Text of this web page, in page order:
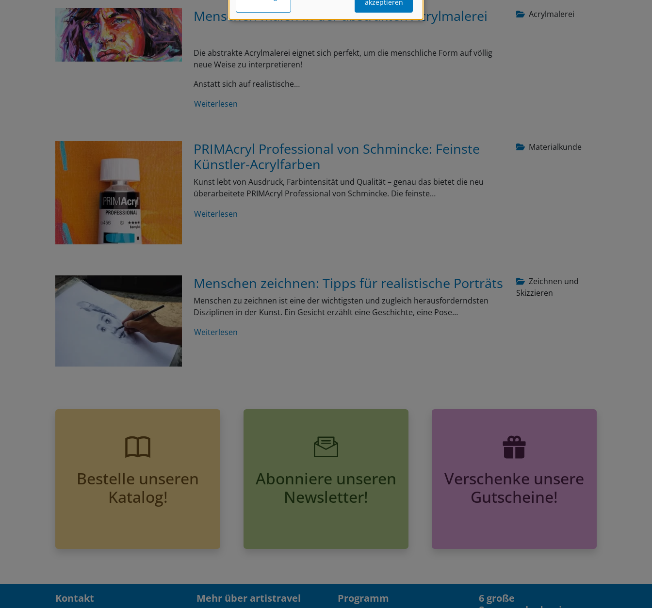
Acrylmalerei
Menschen malen in der abstrakten Acrylmalerei
Die abstrakte Acrylmalerei eignet sich perfekt, um die menschliche Form auf völlig
neue Weise zu interpretieren!
Anstatt sich auf realistische…
Weiterlesen
Materialkunde
PRIMAcryl Professional von Schmincke: Feinste
Künstler-Acrylfarben
Kunst lebt von Ausdruck, Farbintensität und Qualität – genau das bietet die neu
überarbeitete PRIMAcryl Professional von Schmincke. Die feinste…
Weiterlesen
Zeichnen und
Skizzieren
Menschen zeichnen: Tipps für realistische Porträts
Menschen zu zeichnen ist eine der wichtigsten und zugleich herausforderndsten
Disziplinen in der Kunst. Ein Gesicht erzählt eine Geschichte, eine Pose…
Weiterlesen
Bestelle unseren
Katalog!
Abonniere unseren
Newsletter!
Verschenke unsere
Gutscheine!
Kontakt Mehr über artistravel Programm
6 große